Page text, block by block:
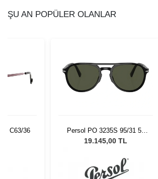
ŞU AN POPÜLER OLANLAR
C63/36
Persol PO 3235S 95/31 55
Unisex Güneş Gözlüğü
19.145,00 TL